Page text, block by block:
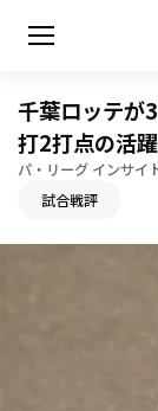
千葉ロッテ
打2打点の活躍
パ・リーグ インサイ
試合戦評